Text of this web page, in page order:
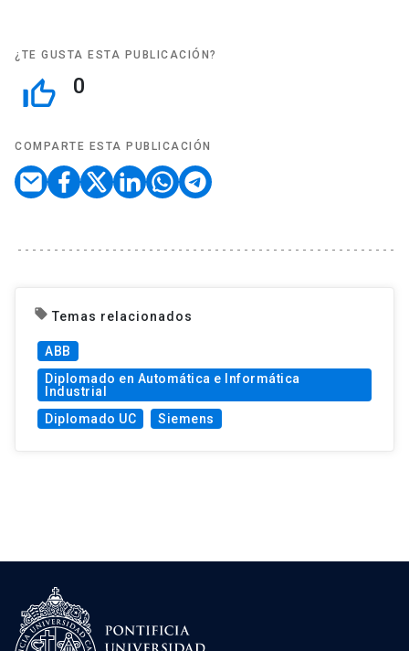
¿TE GUSTA ESTA PUBLICACIÓN?
thumb_up_off_alt 0
COMPARTE ESTA PUBLICACIÓN
local_offer Temas relacionados
ABB
Diplomado en Automática e Informática
Industrial
Diplomado UC
Siemens